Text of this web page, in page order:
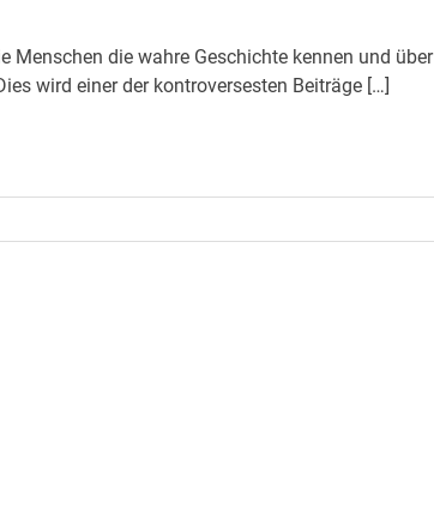
Menschen die wahre Geschichte kennen und über
wird einer der kontroversesten Beiträge […]